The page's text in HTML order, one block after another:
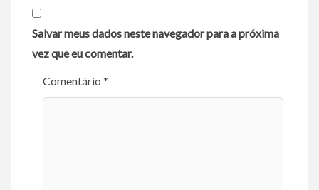
Salvar meus dados neste navegador para a próxima
vez que eu comentar.
Comentário *